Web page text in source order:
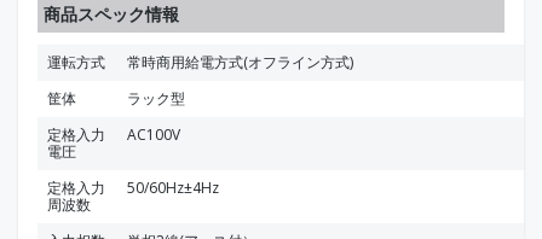
商品スペック情報
運転方式
常時商用給電方式(オフライン方式)
筐体
ラック型
定格入力
電圧
AC100V
定格入力
周波数
50/60Hz±4Hz